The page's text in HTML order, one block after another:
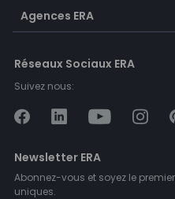
Agences ERA
Réseaux Sociaux ERA
Suivez nous:
Newsletter ERA
Abonnez-vous et soyez le
uniques.